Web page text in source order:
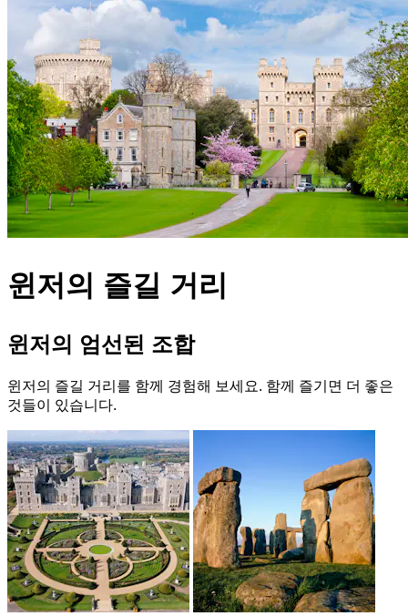
윈저의 즐길 거리
윈저의 엄선된 조합
윈저의 즐길 거리를 함께 경험해 보세요. 함께 즐기면 더 좋은
것들이 있습니다.